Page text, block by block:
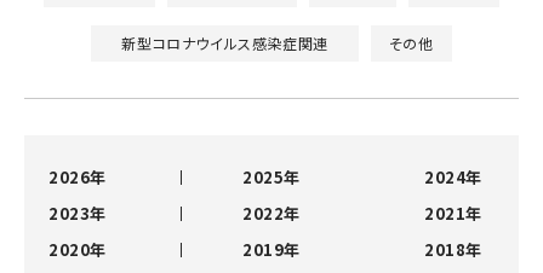
新型コロナウイルス感染症関連 その他
2026年 2025年
2024年
2023年
2022年
2021年
2020年
2019年
2018年